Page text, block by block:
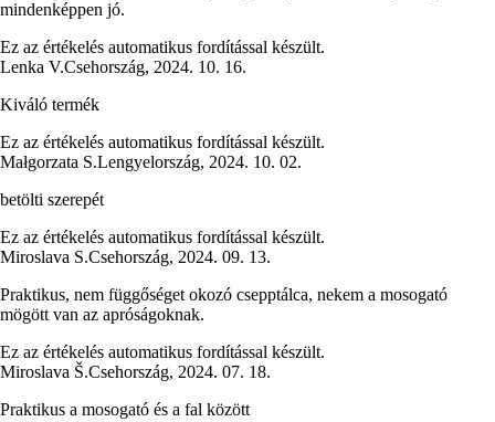
mindenképpen jó.
Ez az értékelés automatikus fordítással készült.
Lenka V.Csehország, 2024. 10. 16.
Kiváló termék
Ez az értékelés automatikus fordítással készült.
Małgorzata S.Lengyelország, 2024. 10. 02.
betölti szerepét
Ez az értékelés automatikus fordítással készült.
Miroslava S.Csehország, 2024. 09. 13.
Praktikus, nem függőséget okozó csepptálca, nekem a mosogató
mögött van az apróságoknak.
Ez az értékelés automatikus fordítással készült.
Miroslava Š.Csehország, 2024. 07. 18.
Praktikus a mosogató és a fal között